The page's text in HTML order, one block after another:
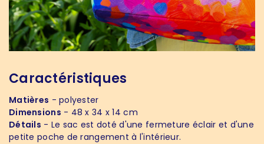
Caractéristiques
Matières - polyester
Dimensions - 48 x 34 x 14 cm
Détails - Le sac est doté d'une fermeture éclair et d'une
petite poche de rangement à l'intérieur.